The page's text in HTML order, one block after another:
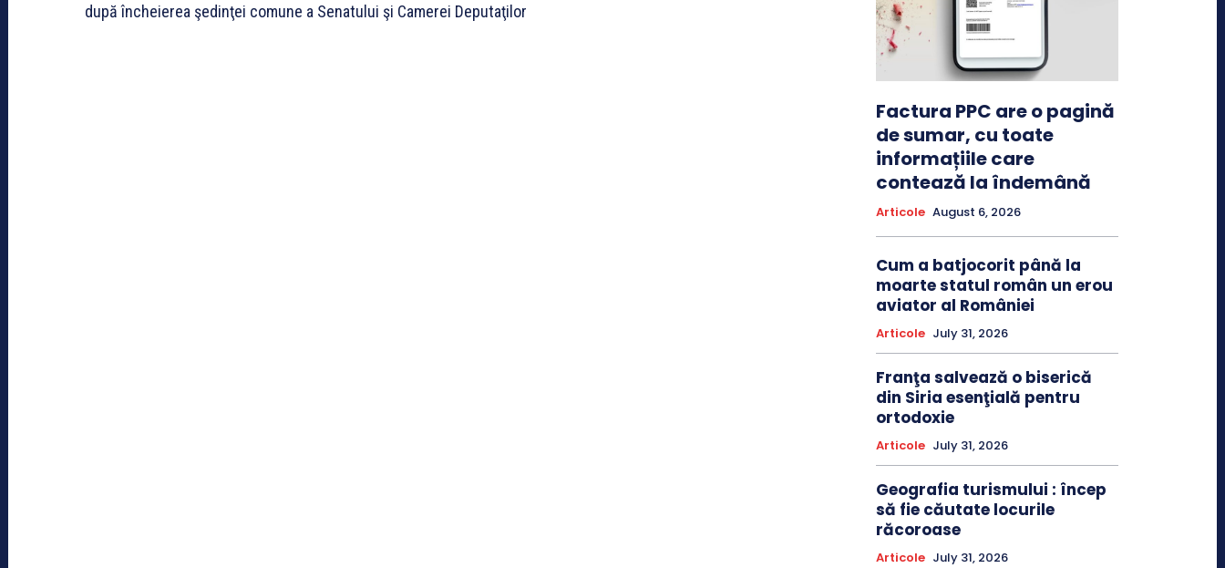
după încheierea şedinţei comune a Senatului şi Camerei Deputaţilor
Factura PPC are o pagină
de sumar, cu toate
informațiile care
contează la îndemână
Articole August 6, 2026
Cum a batjocorit până la
moarte statul român un erou
aviator al României
Articole July 31, 2026
Franţa salvează o biserică
din Siria esenţială pentru
ortodoxie
Articole July 31, 2026
Geografia turismului : încep
să fie căutate locurile
răcoroase
Articole July 31, 2026